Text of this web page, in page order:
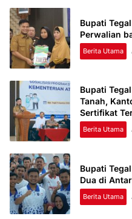
Bupati
Perwalian
Berita Utama
Bupati
Tanah,
Sertifikat
Berita Utama
Bupati
Dua di
Berita Utama